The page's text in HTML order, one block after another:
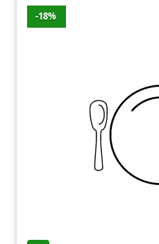
-18%